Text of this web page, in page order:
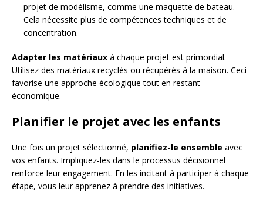
projet de modélisme, comme une maquette de bateau.
Cela nécessite plus de compétences techniques et de
concentration.
Adapter les matériaux à chaque projet est primordial.
Utilisez des matériaux recyclés ou récupérés à la maison. Ceci
favorise une approche écologique tout en restant
économique.
Planifier le projet avec les enfants
Une fois un projet sélectionné, planifiez-le ensemble avec
vos enfants. Impliquez-les dans le processus décisionnel
renforce leur engagement. En les incitant à participer à chaque
étape, vous leur apprenez à prendre des initiatives.